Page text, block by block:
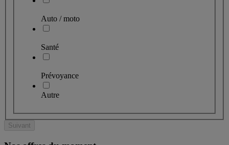
Auto / moto
Santé
Prévoyance
Autre
Suivant